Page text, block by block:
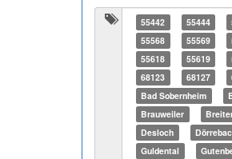
55442 55444
55568
55569
55618
55619
68123
68127
Bad Sobernheim
Brauweiler
Desloch
Guldental